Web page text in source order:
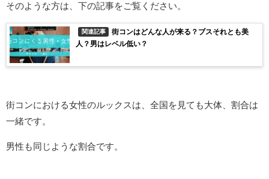
そのような方は、下の記事をご覧ください。
関連記事
街コンはどんな人が来る？ブスそれとも美
人？男はレベル低い？
街コンにおける女性のルックスは、全国を見ても大体、割合は
一緒です。
男性も同じような割合です。